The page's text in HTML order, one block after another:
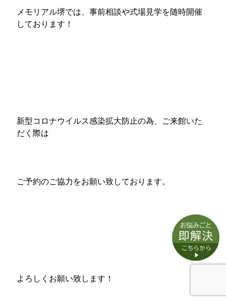
メモリアル堺では、事前相談や式場見学を随時開催
しております！
新型コロナウイルス感染拡大防止の為、ご来館いた
だく際は
ご予約のご協力をお願い致しております。
よろしくお願い致します！